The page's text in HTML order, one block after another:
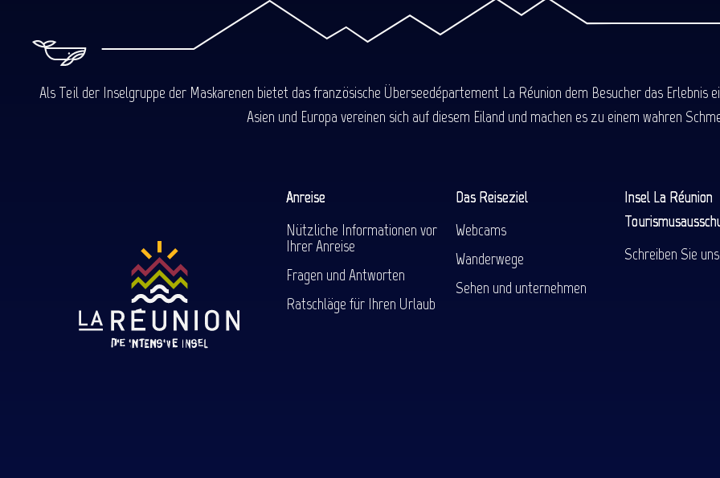
Als Teil der Inselgruppe der Maskarenen bietet das französische Überseedépartement La Réunion dem Besucher das Erlebnis
Asien und Europa vereinen sich auf diesem Eiland und machen es zu einem wahren
Anreise
Nützliche Informationen vor
Ihrer Anreise
Fragen und Antworten
Ratschläge für Ihren Urlaub
Das Reiseziel
Webcams
Wanderwege
Sehen und unternehmen
Insel La Réunion
Schreiben Sie uns